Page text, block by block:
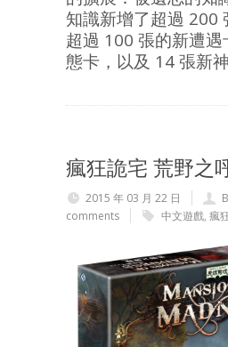
知識新增了超過 200
超過 100 張的新遭
態卡，以及 14 張新神
瘋狂詭宅 荒野之
2015 年 03 月 22 日
comments
中文遊戲, 瘋